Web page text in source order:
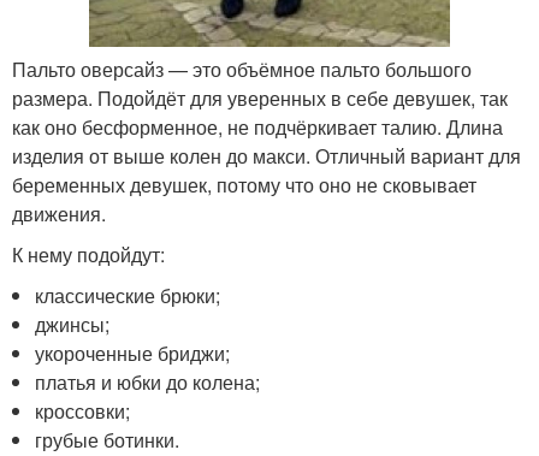
Пальто оверсайз — это объёмное пальто большого
размера. Подойдёт для уверенных в себе девушек, так
как оно бесформенное, не подчёркивает талию. Длина
изделия от выше колен до макси. Отличный вариант для
беременных девушек, потому что оно не сковывает
движения.
К нему подойдут:
классические брюки;
джинсы;
укороченные бриджи;
платья и юбки до колена;
кроссовки;
грубые ботинки.